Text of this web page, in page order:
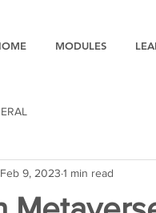
MODULES
Feb 9, 2023 1 min read